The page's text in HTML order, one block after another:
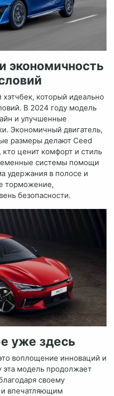
экономичность
который идеально
В 2024 году модель
и улучшенные
Экономичный двигатель,
размеры делают Ceed
ценит комфорт и стиль
системы помощи
удержания в полосе и
торможение,
безопасности.
уже здесь
воплощение инноваций и
эта модель продолжает
своему
и впечатляющим